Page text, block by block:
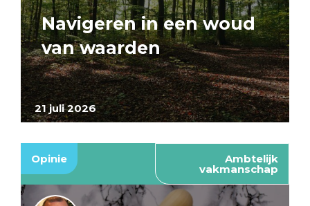
21 juli 2026
Navigeren in een woud
van waarden
Opinie Ambtelijk
vakmanschap